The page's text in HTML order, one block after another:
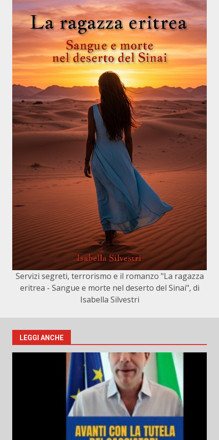
Servizi segreti, terrorismo e il romanzo "La ragazza
eritrea - Sangue e morte nel deserto del Sinai", di
Isabella Silvestri
LEGGI ANCHE